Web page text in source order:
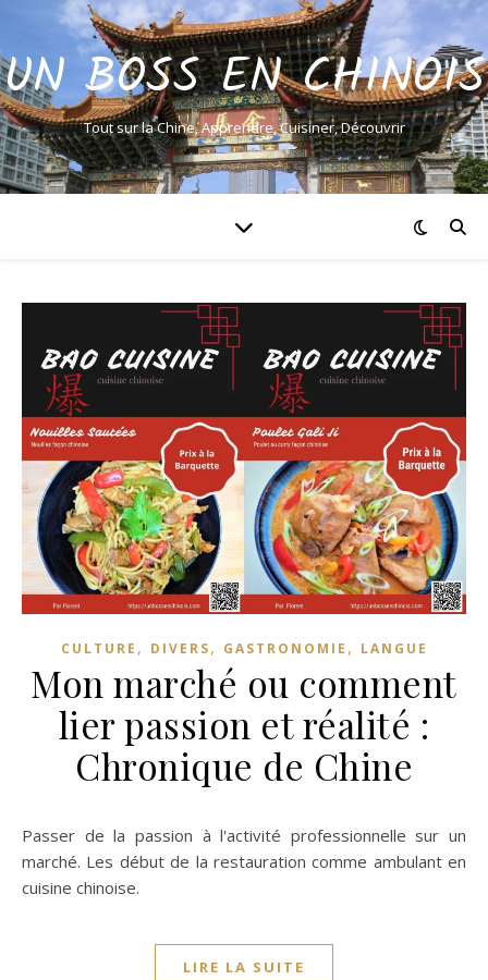
UN BOSS EN CHINOIS
Tout sur la Chine, Apprendre, Cuisiner, Découvrir
CULTURE , DIVERS, GASTRONOMIE , LANGUE
Mon marché ou comment
lier passion et réalité :
Chronique de Chine
Passer de la passion à l'activité professionnelle sur un
marché. Les début de la restauration comme ambulant en
cuisine chinoise.
LIRE LA SUITE